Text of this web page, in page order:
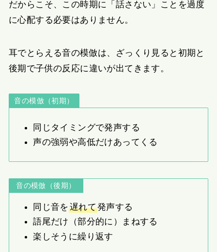
だからこそ、この時期に「話さない」ことを過度
に心配する必要はありません。
耳でとらえる音の模倣は、ざっくり見ると初期と
後期で子供の反応に違いが出てきます。
音の模倣（初期）
同じタイミングで発声する
声の強弱や高低だけあってくる
音の模倣（後期）
同じ音を 遅れて発声する
語尾だけ（部分的に）まねする
楽しそうに繰り返す